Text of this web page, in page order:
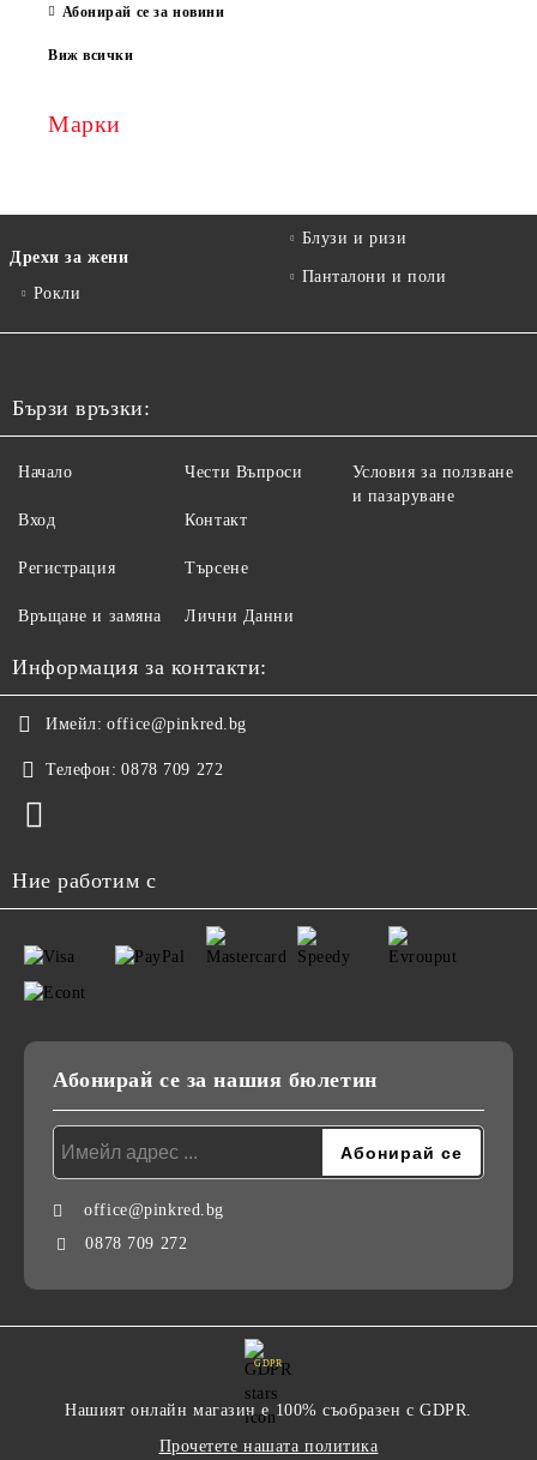
Абонирай се за новини
Виж всички
Марки
Дрехи за жени
Рокли
Блузи и ризи
Панталони и поли
Бързи връзки:
Начало
Вход
Регистрация
Връщане и замяна
Чести Въпроси
Контакт
Търсене
Лични Данни
Условия за ползване
и пазаруване
Информация за контакти:
Имейл: office@pinkred.bg
Телефон: 0878 709 272
Ние работим с
Абонирай се за нашия бюлетин
office@pinkred.bg
0878 709 272
GDPR
Нашият онлайн магазин е 100% съобразен с GDPR.
Прочетете нашата политика